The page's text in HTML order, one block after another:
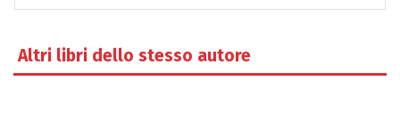
Altri libri dello stesso autore